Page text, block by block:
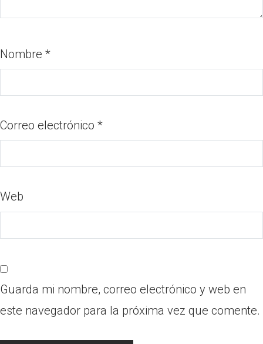
Nombre *
Correo electrónico *
Web
Guarda mi nombre, correo electrónico y web en
este navegador para la próxima vez que comente.